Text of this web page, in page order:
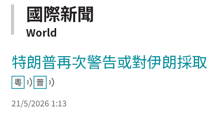
國際新聞
World
特朗普再次警告或對伊朗採
21/5/2026 1:13